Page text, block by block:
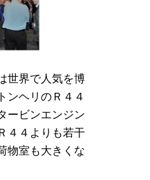
世界で人気を博
ンヘリのＲ４４
ービンエンジン
４４よりも若干
物室も大きくな